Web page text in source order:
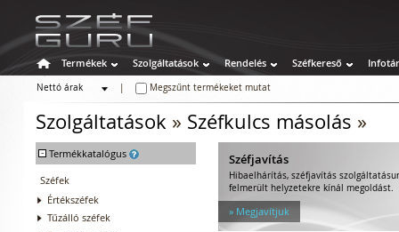
Termékek Szolgáltatások Rendelés Széfkereső Infotár
Nettó árak
Megszűnt termékeket mutat
Szolgáltatások » Széfkulcs másolás »
- Termékkatalógus
Széfek
Értékszéfek
Tűzálló széfek
Széfjavítás
Hibaelhárítás, széfjavítás
felmerült helyzetekre kínál megoldást.
» Megjavítjuk